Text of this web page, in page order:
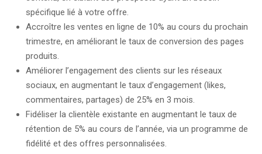
spécifique lié à votre offre.
Accroître les ventes en ligne de 10% au cours du prochain
trimestre, en améliorant le taux de conversion des pages
produits.
Améliorer l’engagement des clients sur les réseaux
sociaux, en augmentant le taux d’engagement (likes,
commentaires, partages) de 25% en 3 mois.
Fidéliser la clientèle existante en augmentant le taux de
rétention de 5% au cours de l’année, via un programme de
fidélité et des offres personnalisées.